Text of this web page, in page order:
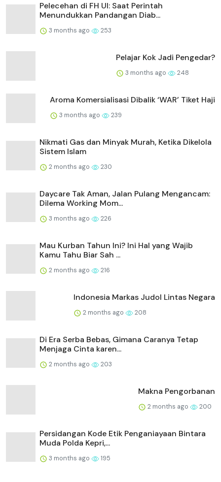
Pelecehan di FH UI: Saat Perintah
Menundukkan Pandangan Diab...
3 months ago 253
Pelajar Kok Jadi Pengedar?
3 months ago 248
Aroma Komersialisasi Dibalik ‘WAR’ Tiket Haji
3 months ago 239
Nikmati Gas dan Minyak Murah, Ketika Dikelola
Sistem Islam
2 months ago 230
Daycare Tak Aman, Jalan Pulang Mengancam:
Dilema Working Mom...
3 months ago 226
Mau Kurban Tahun Ini? Ini Hal yang Wajib
Kamu Tahu Biar Sah ...
2 months ago 216
Indonesia Markas Judol Lintas Negara
2 months ago 208
Di Era Serba Bebas, Gimana Caranya Tetap
Menjaga Cinta karen...
2 months ago 203
Makna Pengorbanan
2 months ago 200
Persidangan Kode Etik Penganiayaan Bintara
Muda Polda Kepri,...
3 months ago 195